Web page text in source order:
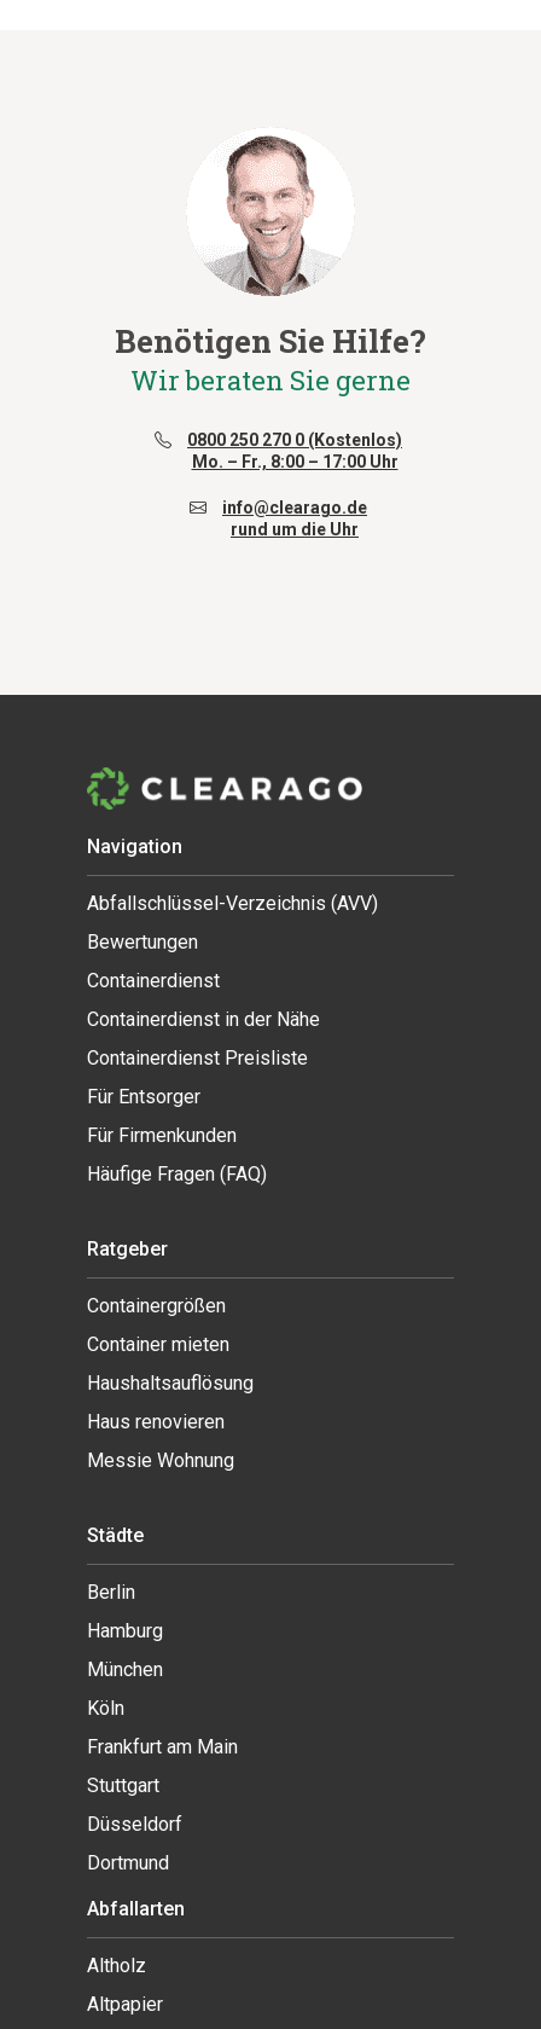
Benötigen Sie Hilfe?
Wir beraten Sie gerne
0800 250 270 0 (Kostenlos)
Mo. – Fr., 8:00 – 17:00 Uhr
info@clearago.de
rund um die Uhr
Navigation
Abfallschlüssel-Verzeichnis (AVV)
Bewertungen
Containerdienst
Containerdienst in der Nähe
Containerdienst Preisliste
Für Entsorger
Für Firmenkunden
Häufige Fragen (FAQ)
Ratgeber
Containergrößen
Container mieten
Haushaltsauflösung
Haus renovieren
Messie Wohnung
Städte
Berlin
Hamburg
München
Köln
Frankfurt am Main
Stuttgart
Düsseldorf
Dortmund
Abfallarten
Altholz
Altpapier